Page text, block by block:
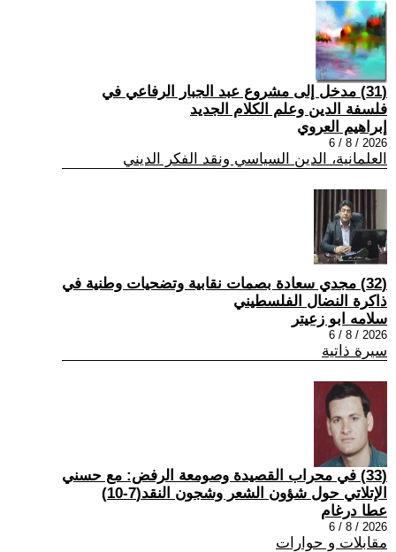
(31) مدخل إلى مشروع عبد الجبار الرفاعي في
فلسفة الدين وعلم الكلام الجديد
إبراهيم العروي
2026 / 8 / 6
العلمانية، الدين السياسي ونقد الفكر الديني
(32) مجدي سعادة بصمات نقابية وتضحيات وطنية في
ذاكرة النضال الفلسطيني
سلامه ابو زعيتر
2026 / 8 / 6
سيرة ذاتية
(33) في محراب القصيدة وصومعة الرفض: مع حسني
الإتلاتي حول شؤون الشعر وشجون النقد(7-10)
عطا درغام
2026 / 8 / 6
مقابلات و حوارات